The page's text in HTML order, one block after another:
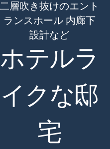
二層吹き抜けのエント
ランスホール 内廊下
設計など
ホテルラ
イクな邸
宅